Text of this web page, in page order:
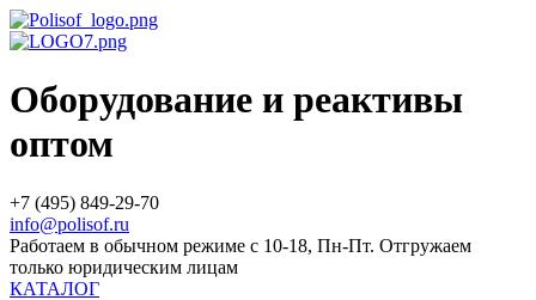
Оборудование и реактивы
оптом
+7 (495) 849-29-70
info@polisof.ru
Работаем в обычном режиме с 10-18, Пн-Пт. Отгружаем
только юридическим лицам
КАТАЛОГ